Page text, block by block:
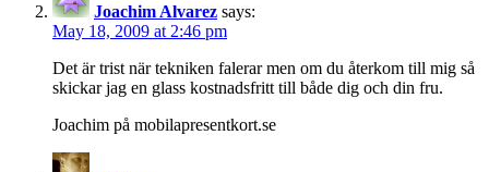
Joachim Alvarez says:
May 18, 2009 at 2:46 pm
Det är trist när tekniken falerar men om du återkom till mig så
skickar jag en glass kostnadsfritt till både dig och din fru.
Joachim på mobilapresentkort.se